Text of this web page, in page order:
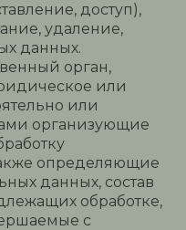
доступ),
удаление,
данных.
орган,
или
или
организующие
определяющие
данных, состав
обработке,
с